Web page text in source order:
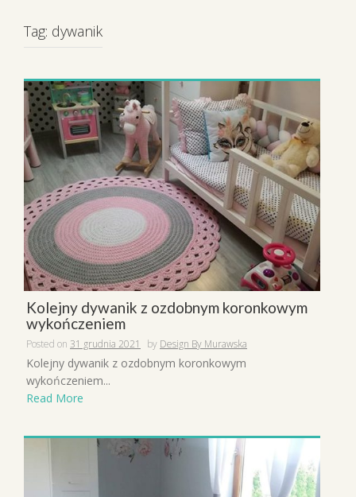
Tag: dywanik
Kolejny dywanik z ozdobnym koronkowym
wykończeniem
Posted on 31 grudnia 2021 by Design By Murawska
Kolejny dywanik z ozdobnym koronkowym
wykończeniem...
Read More